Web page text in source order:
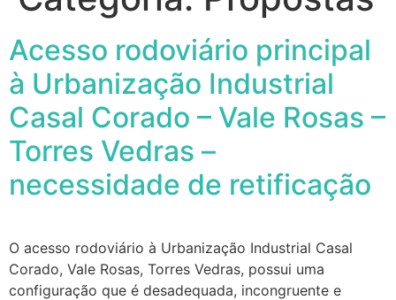
Acesso rodoviário principal
à Urbanização Industrial
Casal Corado – Vale Rosas –
Torres Vedras –
necessidade de retificação
O acesso rodoviário à Urbanização Industrial Casal
Corado, Vale Rosas, Torres Vedras, possui uma
configuração que é desadequada, incongruente e